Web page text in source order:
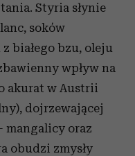
Styria słynie
soków
białego bzu, oleju
wpływ na
akurat w Austrii
dojrzewającej
mangalicy oraz
obudzi zmysły